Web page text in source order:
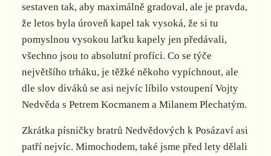
sestaven tak, aby maximálně gradoval, ale je pravda,
že letos byla úroveň kapel tak vysoká, že si tu
pomyslnou vysokou laťku kapely jen předávali,
všechno jsou to absolutní profíci. Co se týče
největšího trháku, je těžké někoho vypíchnout, ale
dle slov diváků se asi nejvíc líbilo vstoupení Vojty
Nedvěda s Petrem Kocmanem a Milanem Plechatým.
Zkrátka písničky bratrů Nedvědových k Posázaví asi
patří nejvíc. Mimochodem, také jsme před lety dělali